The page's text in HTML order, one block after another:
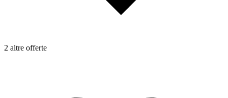
2 altre offerte